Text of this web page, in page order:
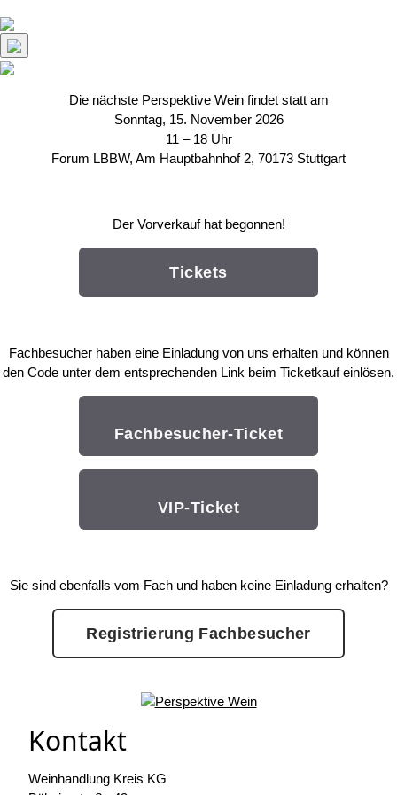
Die nächste Perspektive Wein findet statt am
Sonntag, 15. November 2026
11 – 18 Uhr
Forum LBBW, Am Hauptbahnhof 2, 70173 Stuttgart
Der Vorverkauf hat begonnen!
Tickets
Fachbesucher haben eine Einladung von uns erhalten und können
den Code unter dem entsprechenden Link beim Ticketkauf einlösen.
Fachbesucher-Ticket
VIP-Ticket
Sie sind ebenfalls vom Fach und haben keine Einladung erhalten?
Registrierung Fachbesucher
Kontakt
Weinhandlung Kreis KG